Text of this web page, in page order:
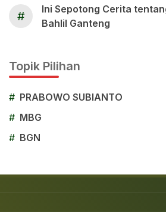
#
Ini Sepotong Cerita
Bahlil Ganteng
Topik Pilihan
# PRABOWO SUBIANTO
# MBG
# BGN